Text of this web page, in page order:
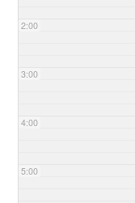
2:00
3:00
4:00
5:00